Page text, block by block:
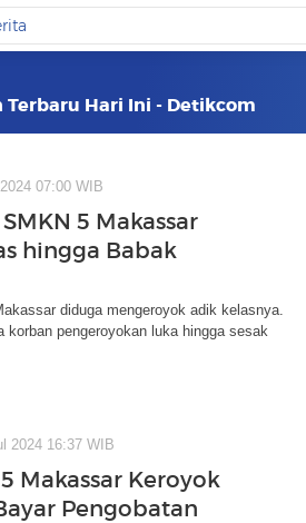
Terbaru Hari Ini - Detikcom
07:00 WIB
5 Makassar
hingga Babak
diduga mengeroyok adik kelasnya.
korban pengeroyokan luka hingga sesak
2024 16:37 WIB
Makassar Keroyok
Pengobatan